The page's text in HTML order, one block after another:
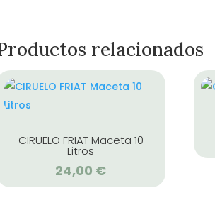
relacionados
CIRUELO FRIAT Maceta 10
Litros
24,00 €